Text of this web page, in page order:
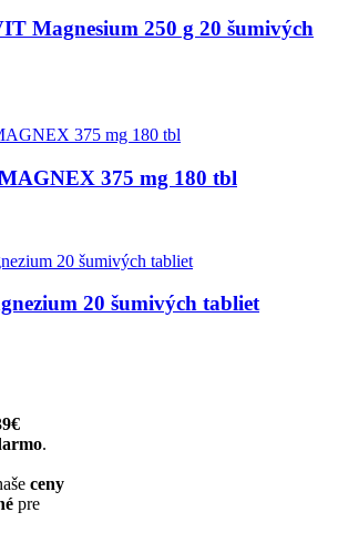
Magnesium 250 g 20 šumivých
375 mg 180 tbl
20 šumivých tabliet
.
ceny
pre